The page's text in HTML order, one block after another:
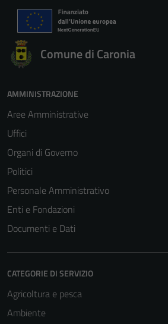
Comune di Caronia
AMMINISTRAZIONE
Aree Amministrative
Uffici
Organi di Governo
Politici
Personale Amministrativo
Enti e Fondazioni
Documenti e Dati
CATEGORIE DI SERVIZIO
Agricoltura e pesca
Ambiente